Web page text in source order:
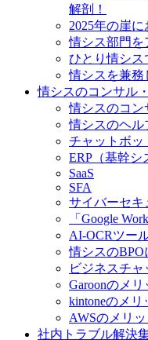
解剖！
2025年の崖
情シス部門を
ひとり情シス
情シスを兼務
情シスのコンサル
情シスのコン
情シスのヘル
チャットボッ
ERP（基幹シ
SaaS
SFA
サイバーセキ
「Google
AI-OCRツー
情シスのBPO
ビジネスチャ
Garoonのメ
kintoneのメ
AWSのメリ
社内トラブル解決